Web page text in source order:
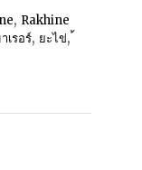
, Rakhine
เรอร์, ยะไข่,